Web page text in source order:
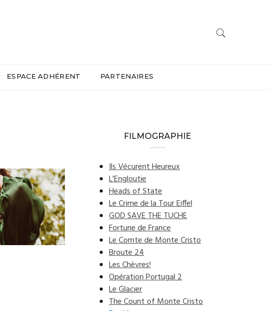
ESPACE ADHÉRENT PARTENAIRES
FILMOGRAPHIE
Ils Vécurent Heureux
L'Engloutie
Heads of State
Le Crime de la Tour Eiffel
GOD SAVE THE TUCHE
Fortune de France
Le Comte de Monte Cristo
Broute 24
Les Chèvres!
Opération Portugal 2
Le Glacier
The Count of Monte Cristo